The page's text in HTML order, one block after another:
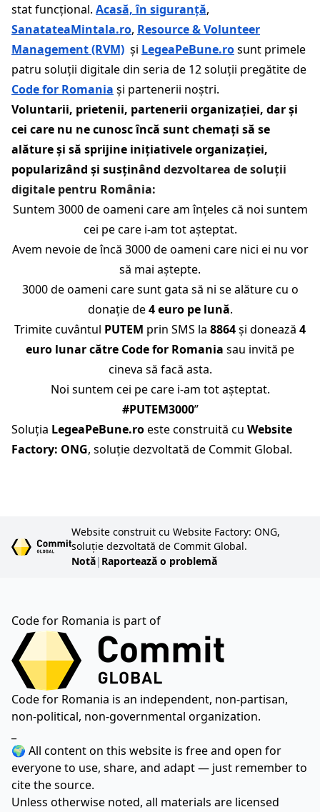
stat funcțional. Acasă, în siguranță,
SanatateaMintala.ro, Resource & Volunteer
Management (RVM) și LegeaPeBune.rosunt primele
patru soluții digitale din seria de 12 soluții pregătite de
Code for Romania și partenerii noștri.
Voluntarii, prietenii, partenerii organizației, dar și
cei care nu ne cunosc încă sunt chemați să se
alăture și să sprijine inițiativele organizației,
popularizând și susținând dezvoltarea de soluții
digitale pentru România:
Suntem 3000 de oameni care am înțeles că noi suntem
cei pe care i-am tot așteptat.
Avem nevoie de încă 3000 de oameni care nici ei nu vor
să mai aștepte.
3000 de oameni care sunt gata să ni se alăture cu o
donație de4 euro pe lună.
Trimite cuvântul PUTEM prin SMS la 8864și donează 4
euro lunar către Code for Romania sau invită pe
cineva să facă asta.
Noi suntem cei pe care i-am tot așteptat.
#PUTEM3000”
Soluția LegeaPeBune.roeste construită cu Website
Factory: ONG, soluție dezvoltată de Commit Global.
Website construit cu Website Factory: ONG,
soluție dezvoltată de Commit Global.
Notă| Raportează o problemă
Code for Romania is part of
Code for Romania is an independent, non-partisan,
non-political, non-governmental organization.
🌍 All content on this website is free and open for
everyone to use, share, and adapt — just remember to
cite the source.
Unless otherwise noted, all materials are licensed